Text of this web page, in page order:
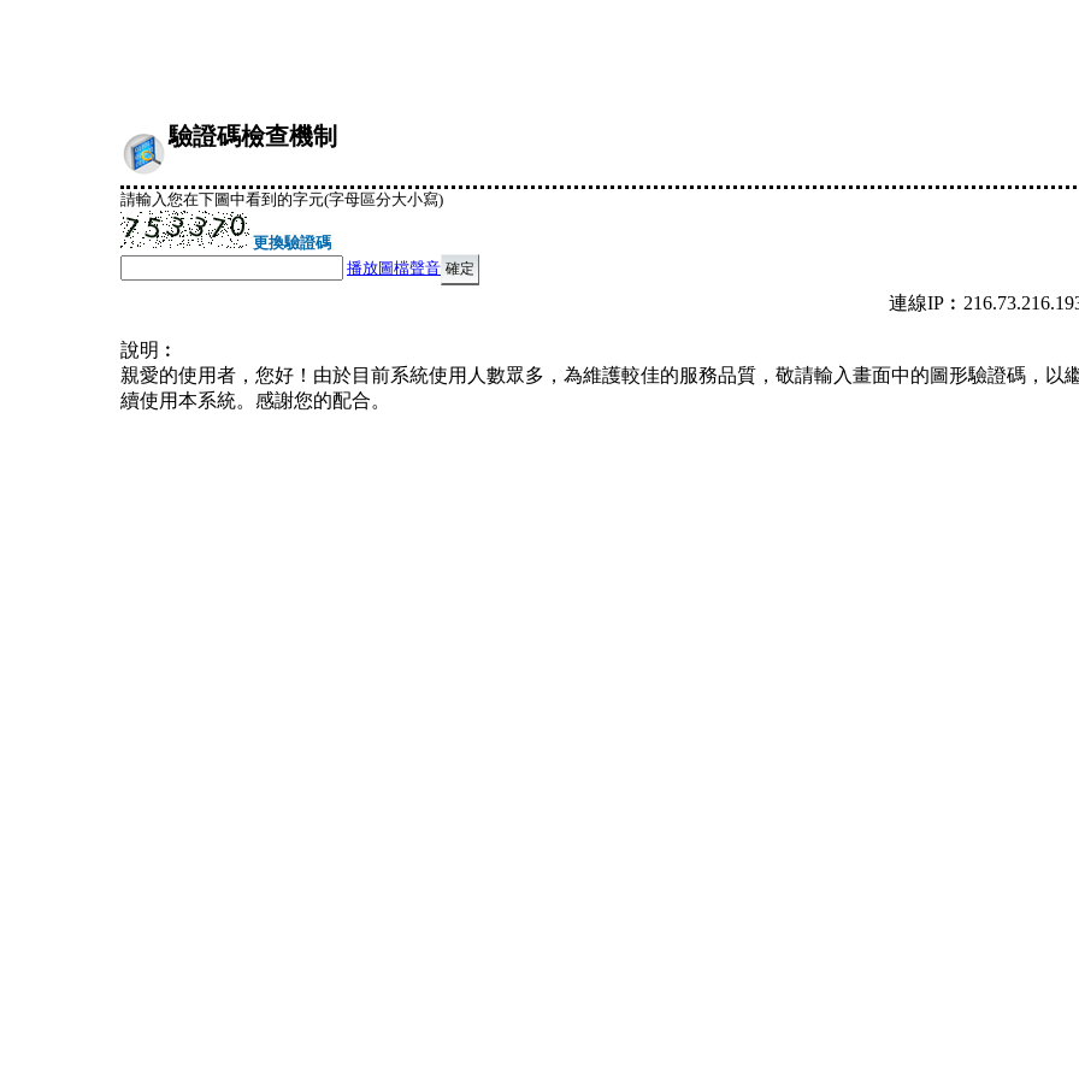
驗證碼檢查機制
請輸入您在下圖中看到的字元(字母區分大小寫)
更換驗證碼
播放圖檔聲音
連線
說明︰
親愛的使用者，您好！由於目前系統使用人數眾多，為維護較佳的服務品質，敬請輸入畫面中的圖形驗證碼，以
續使用本系統。感謝您的配合。